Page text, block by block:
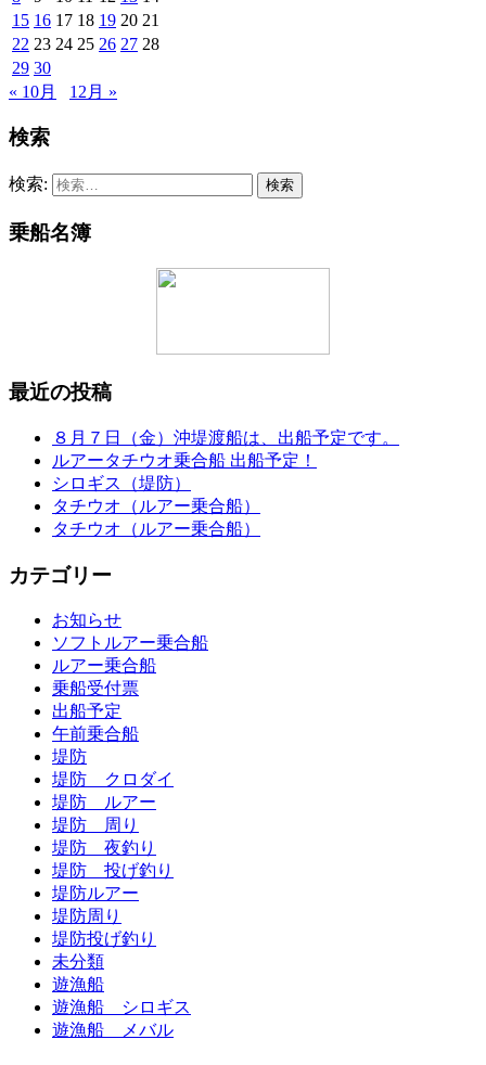
15 16 17 18 19 20 21
22 23 24 25 26 27 28
29 30
« 10月
12月 »
検索
検索:
乗船名簿
最近の投稿
８月７日（金）沖堤渡船は、出船予定です。
ルアータチウオ乗合船 出船予定！
シロギス（堤防）
タチウオ（ルアー乗合船）
タチウオ（ルアー乗合船）
カテゴリー
お知らせ
ソフトルアー乗合船
ルアー乗合船
乗船受付票
出船予定
午前乗合船
堤防
堤防 クロダイ
堤防 ルアー
堤防 周り
堤防 夜釣り
堤防 投げ釣り
堤防ルアー
堤防周り
堤防投げ釣り
未分類
遊漁船
遊漁船 シロギス
遊漁船 メバル